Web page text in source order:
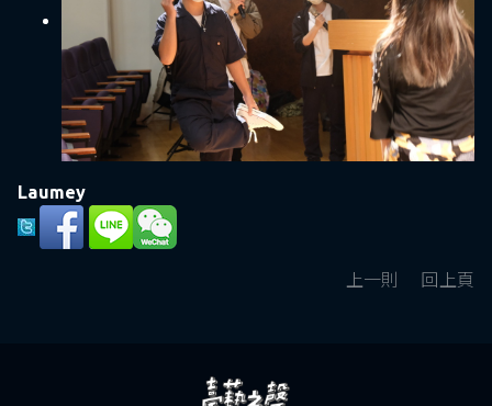
Laumey
上一則 回上頁